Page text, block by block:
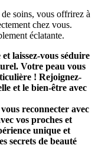
soins, vous offrirez à
chez vous.
éclatante.
laissez-vous séduire
Votre peau vous
! Rejoignez-
et le bien-être avec
reconnecter avec
vos proches et
unique et
secrets de beauté